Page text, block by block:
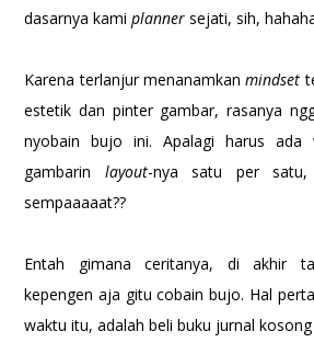
dasarnya kamiplannersejati, sih,
Karena terlanjur menanamkanmindset
estetik dan pinter gambar, rasanya
nyobain bujo ini. Apalagi harus ada
gambarin layout-nya satu per satu,
sempaaaaat??
Entah gimana ceritanya, di akhir
kepengen aja gitu cobain bujo. Hal
waktu itu, adalah beli buku jurnal